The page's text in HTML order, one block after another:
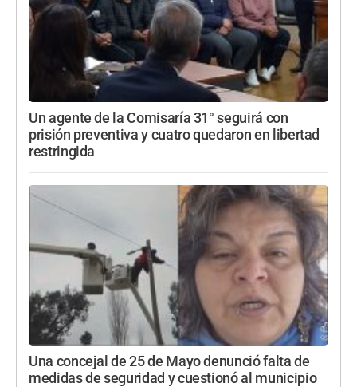
Un agente de la Comisaría 31° seguirá con
prisión preventiva y cuatro quedaron en libertad
restringida
Una concejal de 25 de Mayo denunció falta de
medidas de seguridad y cuestionó al municipio